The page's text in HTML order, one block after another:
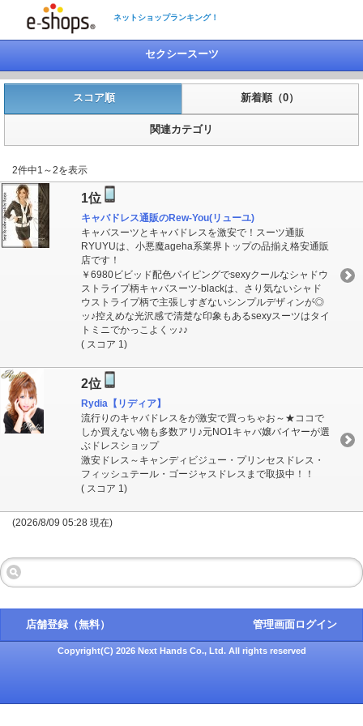
ネットショップランキング！
セクシースーツ
スコア順 新着順（0）
関連カテゴリ
2件中1～2を表示
1位
キャバドレス通販のRew-You(リューユ)
キャバスーツとキャバドレスを激安で！スーツ通販
RYUYUは、小悪魔ageha系業界トップの品揃え格安通販
店です！
￥6980ビビッド配色パイピングでsexyクールなシャドウ
ストライプ柄キャバスーツ-blackは、さり気ないシャド
ウストライプ柄で主張しすぎないシンプルデザィンが◎
ッ♪控えめな光沢感で清楚な印象もあるsexyスーツはタイ
トミニでかっこよくッ♪♪
( スコア 1)
2位
Rydia【リディア】
流行りのキャバドレスをが激安で買っちゃお～★ココで
しか買えない物も多数アリ♪元NO1キャバ嬢バイヤーが選
ぶドレスショップ
激安ドレス～キャンディビジュー・プリンセスドレス・
フィッシュテール・ゴージャスドレスまで取扱中！！
( スコア 1)
(2026/8/09 05:28 現在)
店舗登録（無料） 管理画面ログイン
Copyright(C) 2026 Next Hands Co., Ltd. All rights reserved